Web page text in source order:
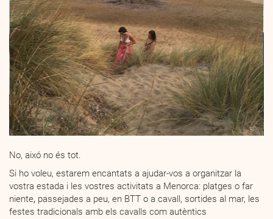
Localització
Això és tot?
Blog
Booking
No, aixó no és tot.
Si ho voleu, estarem encantats a ajudar-vos a organitzar la
vostra estada i les vostres activitats a Menorca: platges o far
niente, passejades a peu, en BTT o a cavall, sortides al mar, les
festes tradicionals amb els cavalls com autèntics